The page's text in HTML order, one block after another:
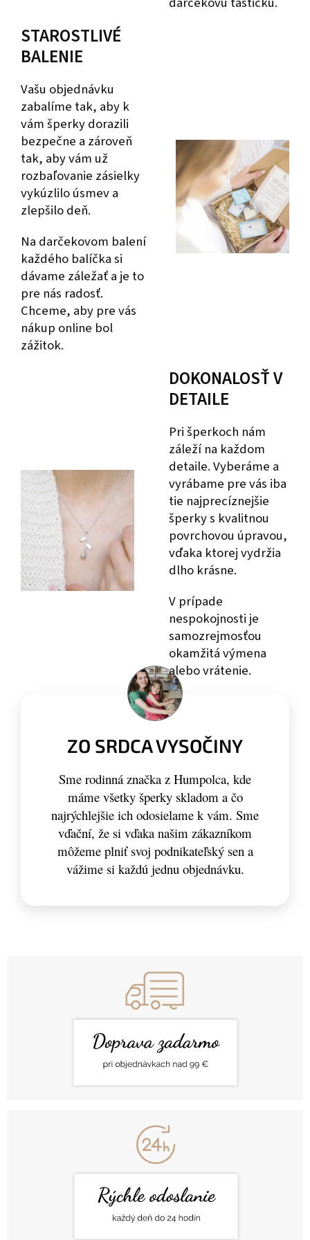
STAROSTLIVÉ
BALENIE
Vašu objednávku
zabalíme tak, aby k
vám šperky dorazili
bezpečne a zároveň
tak, aby vám už
rozbaľovanie zásielky
vykúzlilo úsmev a
zlepšilo deň.
Na darčekovom balení
každého balíčka si
dávame záležať a je to
pre nás radosť.
Chceme, aby pre vás
nákup online bol
zážitok.
DOKONALOSŤ V
DETAILE
Pri šperkoch nám
záleží na každom
detaile. Vyberáme a
vyrábame pre vás iba
tie najprecíznejšie
šperky s kvalitnou
povrchovou úpravou,
vďaka ktorej vydržia
dlho krásne.
V prípade
nespokojnosti je
samozrejmosťou
okamžitá výmena
alebo vrátenie.
ZO SRDCA VYSOČINY
Sme rodinná značka z Humpolca, kde
máme všetky šperky skladom a čo
najrýchlejšie ich odosielame k vám. Sme
vďační, že si vďaka našim zákazníkom
môžeme plniť svoj podnikateľský sen a
vážime si každú jednu objednávku.